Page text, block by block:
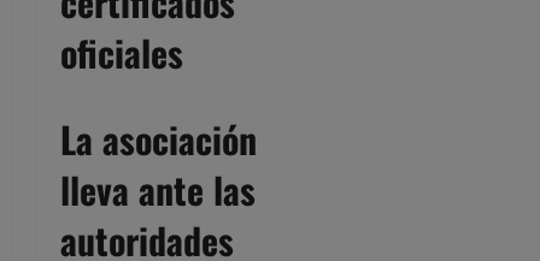
oficiales
La asociación
lleva ante las
autoridades